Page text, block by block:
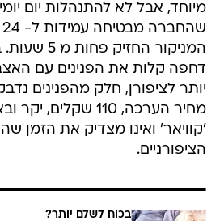
מיוחד, אבל לא להתנהלות יום
המניקור
דחפה קלות את הפנינים עם
יותר לציפורן, חלק מהפנינים
מחיר הערכה, 110
'קוויאר' ואינו מצדיק את הזמן
הציפורניים.
בכוח לשלם יותר?